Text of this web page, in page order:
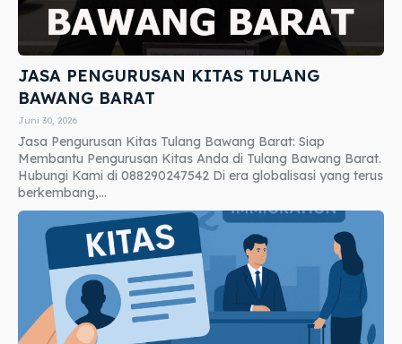
JASA PENGURUSAN KITAS TULANG
BAWANG BARAT
Juni 30, 2026
Jasa Pengurusan Kitas Tulang Bawang Barat: Siap
Membantu Pengurusan Kitas Anda di Tulang Bawang Barat.
Hubungi Kami di 088290247542 Di era globalisasi yang terus
berkembang,...